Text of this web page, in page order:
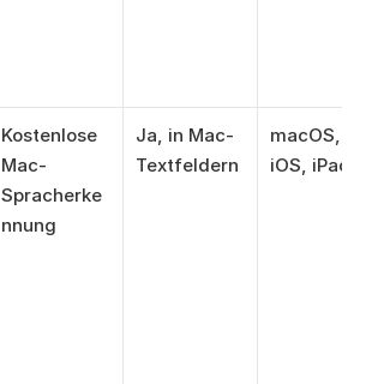
Kostenlose
Mac-
Spracherke
nnung
Ja, in Mac-
Textfeldern
macOS,
iOS,